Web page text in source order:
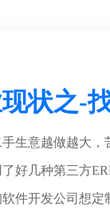
状之-
生意越做越大，
好几种第三方
件开发公司想